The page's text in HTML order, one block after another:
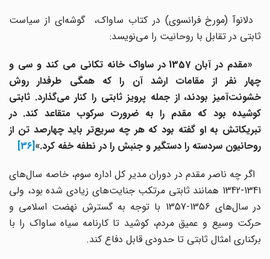
دلانوآ (مورخ فرانسوی) در کتاب ساواک، گوشه‌ای از سیاست
ثابتی در تقابل با روحانیت را می‌نویسد:
«مقدم در آبان 1357 در ساواک خانه تکانی می کند و سی و
چهار نفر از مقامات ارشد آن را که همگی طرفدار روش
خشونت‌آمیز بودند، از جمله پرویز ثابتی را کنار می‌گذارد. ثابتی
کوشیده بود که مقدم را به ضرورت سرکوب متقاعد کند. در
تبریکاتش به او گفته بود که هر چه سریع‌تر باید چهارصد تن از
روحانیون سردسته را دستگیر و جنبش را در نطفه خفه کرد.»[36]
اگر چه ناصر مقدم در دوران مدیر کل اداره سوم، خاصه سال‌های
1341-1342 همانند ثابتی مرتکب جنایت‌های زیادی شده بود، ولی
در سال‌های 1356-1357 با توجه به گسترش نهضت اسلامی و
حرکت وسیع و عمیق مردم، کوشید تا کارنامه سیاه ساواک را با
برکناری امثال ثابتی تا حدودی قابل دفاع کند.